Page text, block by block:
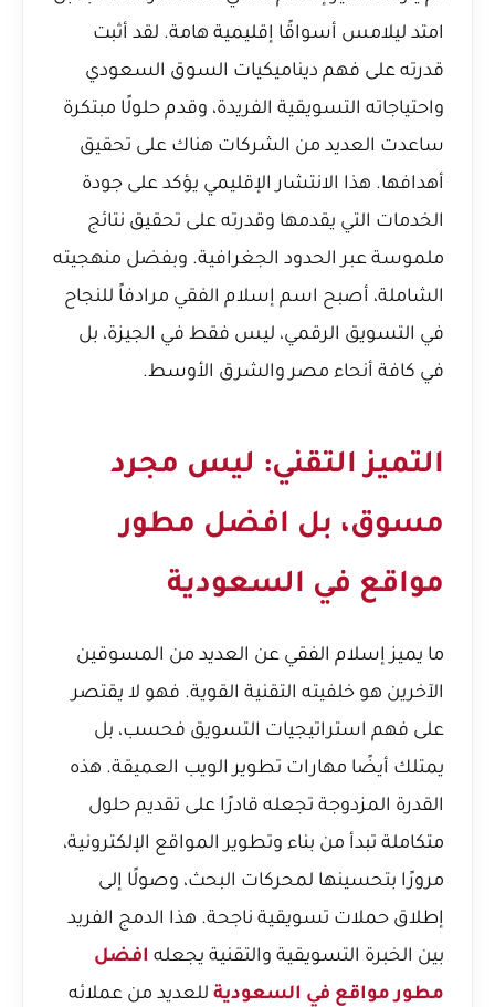
امتد ليلامس أسواقًا إقليمية هامة. لقد أثبت
قدرته على فهم ديناميكيات السوق السعودي
واحتياجاته التسويقية الفريدة، وقدم حلولًا مبتكرة
ساعدت العديد من الشركات هناك على تحقيق
أهدافها. هذا الانتشار الإقليمي يؤكد على جودة
الخدمات التي يقدمها وقدرته على تحقيق نتائج
ملموسة عبر الحدود الجغرافية. وبفضل منهجيته
الشاملة، أصبح اسم إسلام الفقي مرادفاً للنجاح
في التسويق الرقمي، ليس فقط في الجيزة، بل
في كافة أنحاء مصر والشرق الأوسط.
التميز التقني: ليس مجرد
مسوق، بل افضل مطور
مواقع في السعودية
ما يميز إسلام الفقي عن العديد من المسوقين
الآخرين هو خلفيته التقنية القوية. فهو لا يقتصر
على فهم استراتيجيات التسويق فحسب، بل
يمتلك أيضًا مهارات تطوير الويب العميقة. هذه
القدرة المزدوجة تجعله قادرًا على تقديم حلول
متكاملة تبدأ من بناء وتطوير المواقع الإلكترونية،
مرورًا بتحسينها لمحركات البحث، وصولًا إلى
إطلاق حملات تسويقية ناجحة. هذا الدمج الفريد
بين الخبرة التسويقية والتقنية يجعله افضل
مطور مواقع في السعودية للعديد من عملائه